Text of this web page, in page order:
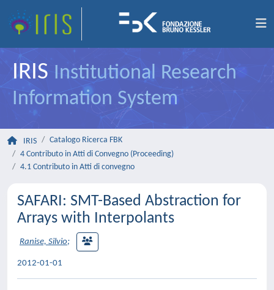
IRIS Institutional Research
Information System
IRIS
Catalogo Ricerca FBK
4 Contributo in Atti di Convegno (Proceeding)
4.1 Contributo in Atti di convegno
SAFARI: SMT-Based Abstraction for
Arrays with Interpolants
Ranise, Silvio;
2012-01-01